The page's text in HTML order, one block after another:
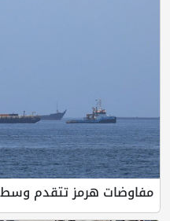
مفاوضات هرمز تتقدم